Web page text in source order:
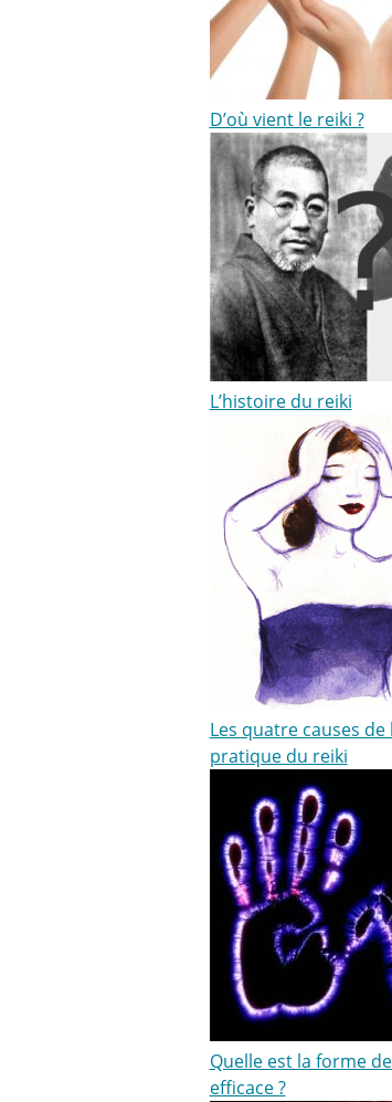
D’où vient le reiki ?
L’histoire du reiki
Les quatre causes
pratique du reiki
Quelle est la forme
efficace ?